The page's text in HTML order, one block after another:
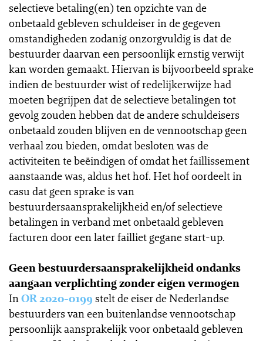
selectieve betaling(en) ten opzichte van de
onbetaald gebleven schuldeiser in de gegeven
omstandigheden zodanig onzorgvuldig is dat de
bestuurder daarvan een persoonlijk ernstig verwijt
kan worden gemaakt. Hiervan is bijvoorbeeld sprake
indien de bestuurder wist of redelijkerwijze had
moeten begrijpen dat de selectieve betalingen tot
gevolg zouden hebben dat de andere schuldeisers
onbetaald zouden blijven en de vennootschap geen
verhaal zou bieden, omdat besloten was de
activiteiten te beëindigen of omdat het faillissement
aanstaande was, aldus het hof. Het hof oordeelt in
casu dat geen sprake is van
bestuurdersaansprakelijkheid en/of selectieve
betalingen in verband met onbetaald gebleven
facturen door een later failliet gegane start-up.
Geen bestuurdersaansprakelijkheid ondanks
aangaan verplichting zonder eigen vermogen
InOR 2020-0199 stelt de eiser de Nederlandse
bestuurders van een buitenlandse vennootschap
persoonlijk aansprakelijk voor onbetaald gebleven